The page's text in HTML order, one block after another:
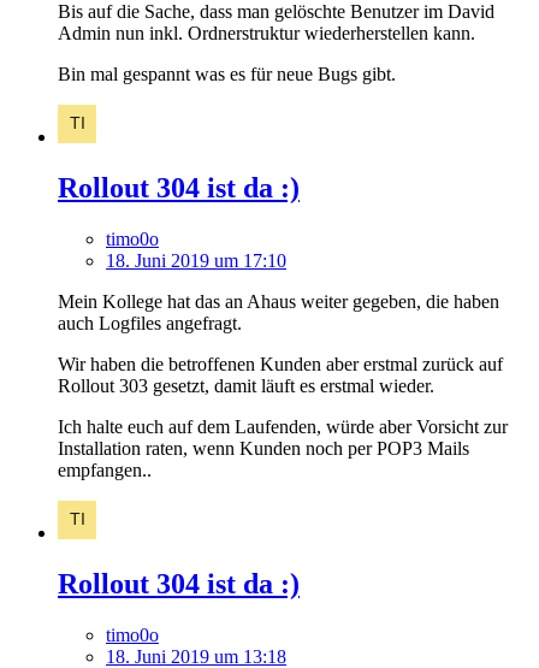
Bis auf die Sache, dass man gelöschte Benutzer im David
Admin nun inkl. Ordnerstruktur wiederherstellen kann.
Bin mal gespannt was es für neue Bugs gibt.
Rollout 304 ist da :)
timo0o
18. Juni 2019 um 17:10
Mein Kollege hat das an Ahaus weiter gegeben, die haben
auch Logfiles angefragt.
Wir haben die betroffenen Kunden aber erstmal zurück auf
Rollout 303 gesetzt, damit läuft es erstmal wieder.
Ich halte euch auf dem Laufenden, würde aber Vorsicht zur
Installation raten, wenn Kunden noch per POP3 Mails
empfangen..
Rollout 304 ist da :)
timo0o
18. Juni 2019 um 13:18